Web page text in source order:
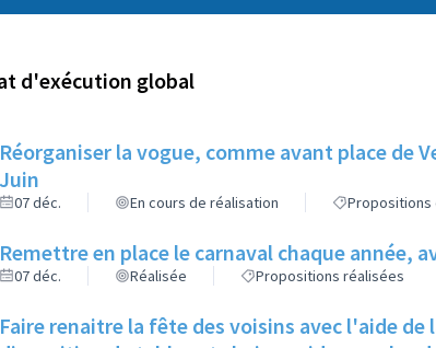
d'exécution global
Réorganiser la vogue, comme avant place de
Juin
07 déc. En cours de réalisation Propositions
Remettre en place le carnaval chaque année,
07 déc. Réalisée Propositions réalisées
Faire renaitre la fête des voisins avec l'aide